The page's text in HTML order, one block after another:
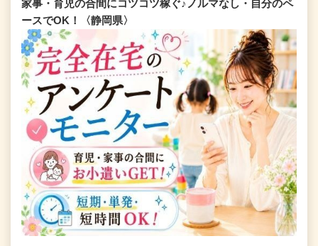
家事・育児の合間にコツコツ稼ぐ♪ノルマなし・自分のペ
ースでOK！〈静岡県〉